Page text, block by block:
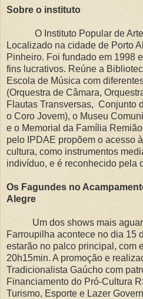
Sobre o instituto
O Instituto Popular de Arte-
Localizado na cidade de Porto
Pinheiro. Foi fundado em 1998
fins lucrativos. Reúne a
Escola de Música com
(Orquestra de Câmara,
Flautas Transversas, Conjunto
o Coro Jovem), o Museu
e o Memorial da Família
pelo IPDAE propõem o acesso
cultura, como instrumentos
indivíduo, e é reconhecido pela
Os Fagundes no
Alegre
Um dos shows mais
Farroupilha acontece no dia 15
estarão no palco principal, com
20h15min. A promoção e
Tradicionalista Gaúcho com
Financiamento do Pró-Cultura
Turismo, Esporte e Lazer